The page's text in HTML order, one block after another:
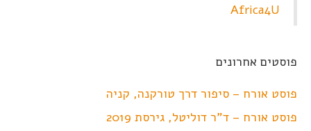
Africa4U
פוסטים אחרונים
פוסט אורח – סיפור דרך טורקנה, קניה
פוסט אורח – ד"ר דוליטל, גירסת 2019